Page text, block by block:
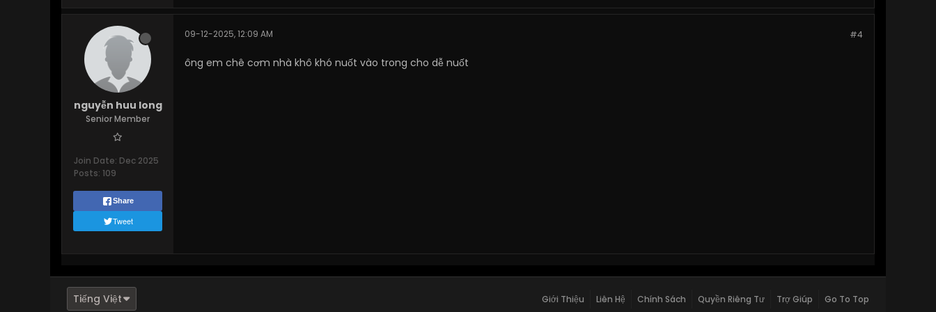
nguyễn huu long
Senior Member
Join Date: Dec 2025
Posts: 109
Share
Tweet
#4
09-12-2025, 12:09 AM
ông em chê cơm nhà khô khó nuốt vào trong cho dễ nuốt
Tiếng Việt Giới Thiệu Liên Hệ Chính Sách Quyền Riêng Tư Trợ Giúp Go To Top